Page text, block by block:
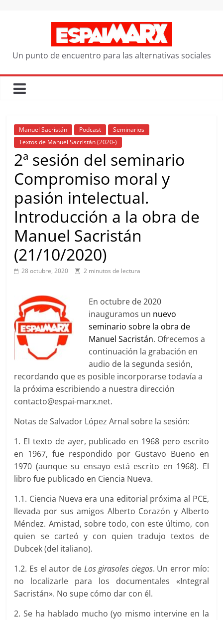
Un punto de encuentro para las alternativas sociales
Manuel Sacristán Podcast
Seminarios
Textos de Manuel Sacristán (2020-)
2ª sesión del seminario
Compromiso moral y
pasión intelectual.
Introducción a la obra de
Manuel Sacristán
(21/10/2020)
28 octubre, 2020 2 minutos de lectura
En octubre de 2020
inauguramos un nuevo
seminario sobre la obra de
Manuel Sacristán. Ofrecemos a
continuación la grabación en
audio de la segunda sesión,
recordando que es posible incorporarse todavía a
la próxima escribiendo a nuestra dirección
contacto@espai-marx.net.
Notas de Salvador López Arnal sobre la sesión:
1. El texto de ayer, publicado en 1968 pero escrito
en 1967, fue respondido por Gustavo Bueno en
1970 (aunque su ensayo está escrito en 1968). El
libro fue publicado en Ciencia Nueva.
1.1. Ciencia Nueva era una editorial próxima al PCE,
llevada por sus amigos Alberto Corazón y Alberto
Méndez. Amistad, sobre todo, con este último, con
quien se carteó y con quien tradujo textos de
Dubcek (del italiano).
1.2. Es el autor de Los girasoles ciegos. Un error mío:
no localizarle para los documentales «Integral
Sacristán». No supe cómo dar con él.
2. Se ha hablado mucho (yo mismo intervine en la